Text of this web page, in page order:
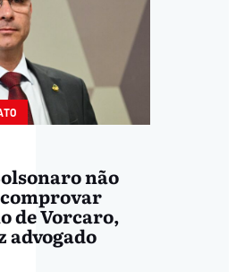
não
de Vorcaro,
advogado